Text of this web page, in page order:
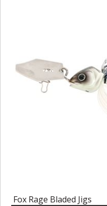
Fox Rage Bladed Jigs